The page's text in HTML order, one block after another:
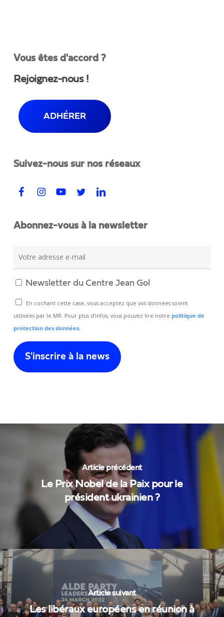
Vous êtes d'accord ?
Rejoignez-nous !
ADHÉRER
Suivez-nous sur nos réseaux
Abonnez-vous à la newsletter
Newsletter du Centre Jean Gol
En cochant cette case, vous acceptez que vos données soient
utilisées par le MR. Pour plus d’infos, vous pouvez lire notrepolitique de
protection des données.
Article précédent
Le Prix Nobel de la Paix pour le
président ukrainien ?
Article suivant
Les libéraux européens en réunion à